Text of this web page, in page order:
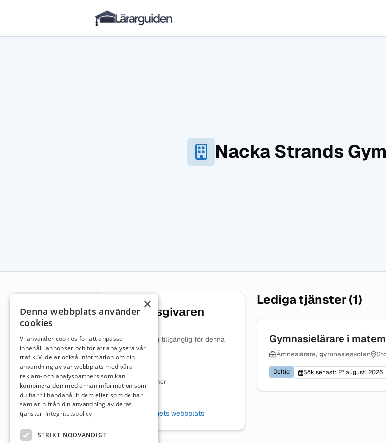
Hoppa till innehåll
Lärarguiden
Nacka Strands
Om arbetsgivaren
Ingen beskrivning tillgänglig för denna
arbetsgivare.
Organisationsnummer
5566765995
Webbplats
Besök företagets webbplats
Lediga tjänster (1)
Gymnasielärare i
Ämneslärare, gymnasieskolan
Deltid Sök senast: 27 augusti 2026
×
Denna webbplats använder
cookies
Vi använder cookies för att anpassa
innehåll, annonser och för att analysera vår
trafik. Vi delar också information om din
användning av vår webbplats med våra
reklam- och analyspartners som kan
kombinera den med annan information som
du har tillhandahållit dem eller som de har
samlat in från din användning av deras
tjänster. Integritetspolicy
STRIKT NÖDVÄNDIGT